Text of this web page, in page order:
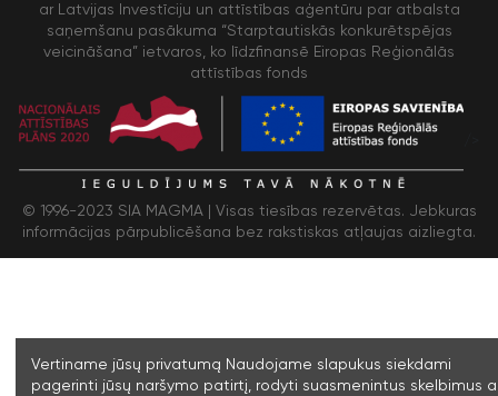
ar Latvijas Investīciju un attīstības aģentūru par atbalsta
saņemšanu pasākuma “Starptautiskās konkurētspējas
veicināšana” ietvaros, ko līdzfinansē Eiropas Reģionālās
attīstības fonds
© 1996-2023 SIA MAGMA | Visas tiesības rezervētas. Jebkuras
informācijas pārpublicēšana bez rakstiskas atļaujas aizliegta.
Vertiname jūsų privatumą Naudojame slapukus siekdami
pagerinti jūsų naršymo patirtį, rodyti suasmenintus skelbimus